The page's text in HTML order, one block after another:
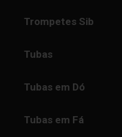
Trompetes Sib
Tubas
Tubas em Dó
Tubas em Fá